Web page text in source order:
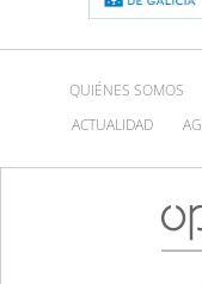
QUIÉNES SOMOS
ACTUALIDAD